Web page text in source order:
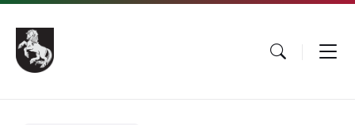
Pāriet
saturu
Skip
main
navigation
Skip
footer